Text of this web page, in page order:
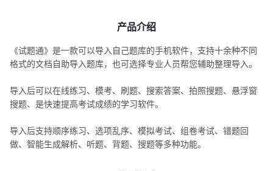
产品介绍
《试题通》是一款可以导入自己题库的手机软件，支持十余种不同
格式的文档自助导入题库，也可选择专业人员帮您辅助整理导入。
导入后可以在线练习、模考、刷题、搜索答案、拍照搜题、悬浮窗
搜题、是快速提高考试成绩的学习软件。
导入后支持顺序练习、选项乱序、模拟考试、组卷考试、错题回
做、智能生成解析、听题、背题、搜题等多种功能。